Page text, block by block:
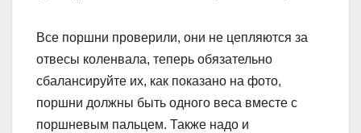
Все поршни проверили, они не цепляются за
отвесы коленвала, теперь обязательно
сбалансируйте их, как показано на фото,
поршни должны быть одного веса вместе с
поршневым пальцем. Также надо и